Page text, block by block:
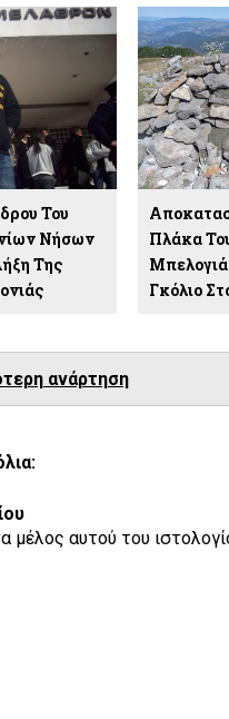
Του
Νήσων
Της
Πλάκα
Γκόλιο
ανάρτηση
μέλος αυτού του